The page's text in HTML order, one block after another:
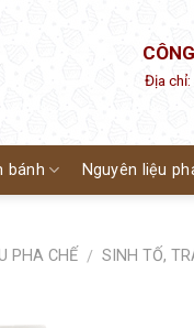
Địa chỉ:
bánh Nguyên liệu
PHA CHẾ / SINH TỐ,